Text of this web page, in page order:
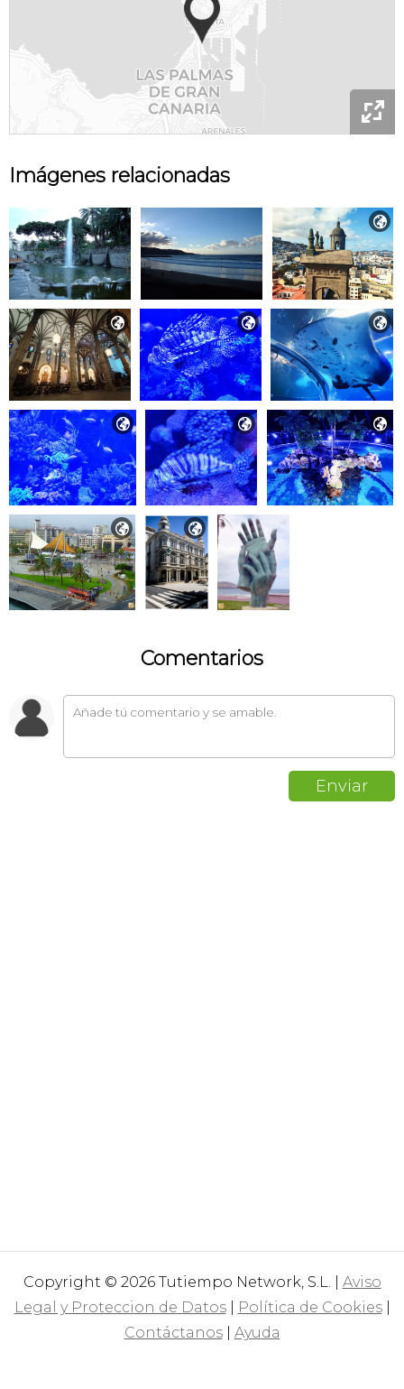

Imágenes relacionadas

  
  
 
Comentarios
Copyright © 2026 Tutiempo Network, S.L. | Aviso
Legal y Proteccion de Datos| Política de Cookies|
Contáctanos| Ayuda